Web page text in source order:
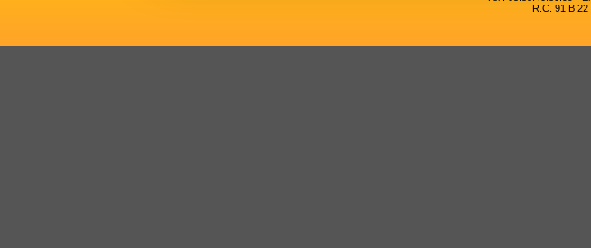
R.C. 91 B 22